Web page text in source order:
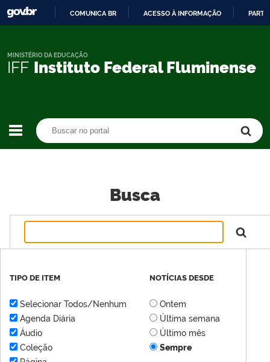
CONTEÚDO
COMUNICA BR ACESSO À INFORMAÇÃO
IFF Instituto Federal Fluminense
MINISTÉRIO DA EDUCAÇÃO
Busca
TIPO DE ITEM
Selecionar Todos/Nenhum
Agenda Diária
Áudio
Coleção
NOTÍCIAS DESDE
Ontem
Última semana
Último mês
Sempre